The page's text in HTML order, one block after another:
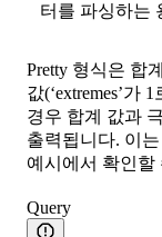
터를 파싱하는
Pretty 형식은 합
값(‘extremes’가
경우 합계 값과
출력됩니다. 이는
예시에서 확인할
Query